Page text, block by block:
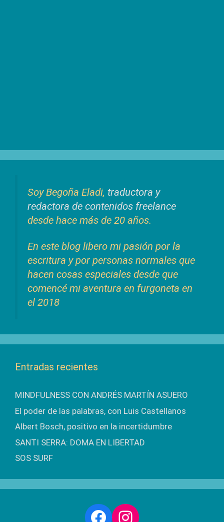
Soy Begoña Eladi, traductora y
redactora de contenidos freelance
desde hace más de 20 años.
En este blog libero mi pasión por la
escritura y por personas normales que
hacen cosas especiales desde que
comencé mi aventura en furgoneta en
el 2018
Entradas recientes
MINDFULNESS CON ANDRÉS MARTÍN ASUERO
El poder de las palabras, con Luis Castellanos
Albert Bosch, positivo en la incertidumbre
SANTI SERRA: DOMA EN LIBERTAD
SOS SURF
Facebook
Instagram